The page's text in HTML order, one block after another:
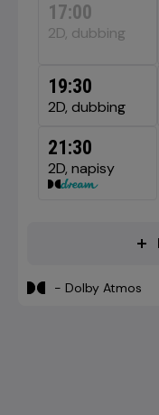
17:00
2D, dubbing
19:30
2D, dubbing
21:30
2D, napisy
- Dolby Atmos